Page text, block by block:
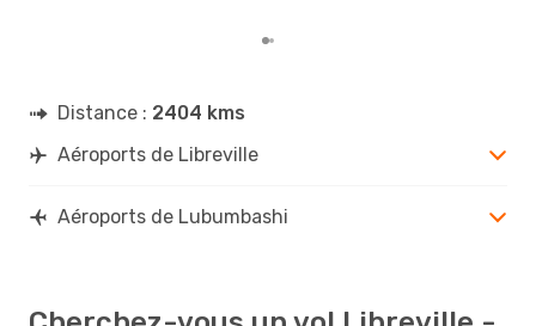
Distance : 2404 kms
Aéroports de Libreville
Aéroports de Lubumbashi